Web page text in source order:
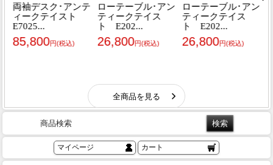
商品検索
マイページ カート